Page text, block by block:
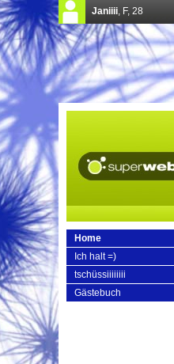
Home
Ich halt =)
tschüssiiiiiiii
Gästebuch